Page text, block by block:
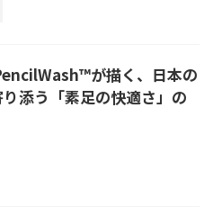
が描く、日本の
添う「素足の快適さ」の